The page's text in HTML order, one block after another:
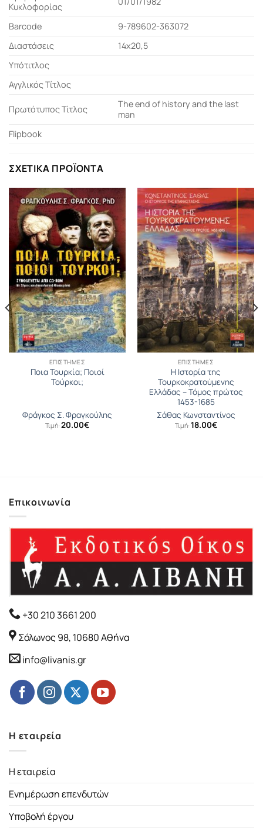
Κυκλοφορίας
Barcode
9-789602-363072
Διαστάσεις
14x20,5
Υπότιτλος
Αγγλικός Τίτλος
Πρωτότυπος Τίτλος
The end of history and the last
man
Flipbook
ΣΧΕΤΙΚΆ ΠΡΟΪΌΝΤΑ
ΕΠΙΣΤΉΜΕΣ
Ποια Τουρκία; Ποιοί
Τούρκοι;
Φράγκος Σ. Φραγκούλης
Τιμή: 20.00€
ΕΠΙΣΤΉΜΕΣ
Η Ιστορία της
Τουρκοκρατούμενης
Ελλάδας – Τόμος πρώτος
1453-1685
Σάθας Κωνσταντίνος
Τιμή: 18.00€
Επικοινωνία
+30 210 3661 200
Σόλωνος 98, 10680 Αθήνα
info@livanis.gr
Η εταιρεία
Η εταιρεία
Ενημέρωση επενδυτών
Υποβολή έργου